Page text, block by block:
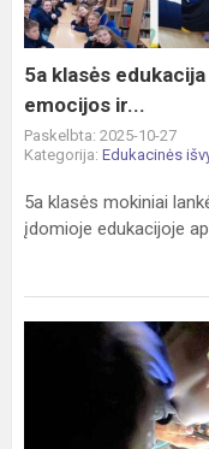
–
emocijos
ir...
5a klasės
emocijos ir...
Paskelbta: 2025-10-27
Kategorija: Edukacinės
5a klasės mokiniai
įdomioje edukacijoje